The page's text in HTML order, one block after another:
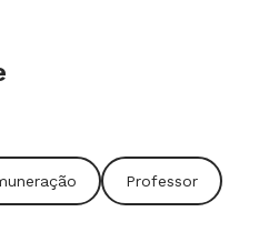
define que deve existir
é aEmenda 53, de 19 de
Professor